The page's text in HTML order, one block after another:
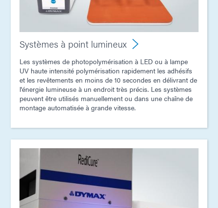
Systèmes à point lumineux
Les systèmes de photopolymérisation à LED ou à lampe
UV haute intensité polymérisation rapidement les adhésifs
et les revêtements en moins de 10 secondes en délivrant de
l'énergie lumineuse à un endroit très précis. Les systèmes
peuvent être utilisés manuellement ou dans une chaîne de
montage automatisée à grande vitesse.